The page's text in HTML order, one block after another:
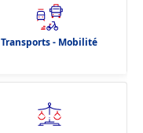
Transports - Mobilité